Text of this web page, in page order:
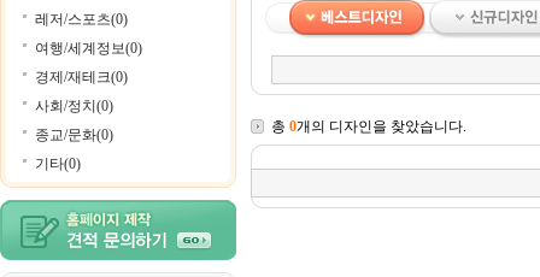
레저/스포츠(0)
여행/세계정보(0)
경제/재테크(0)
사회/정치(0)
종교/문화(0)
기타(0)
총 0개의 디자인을 찾았습니다.